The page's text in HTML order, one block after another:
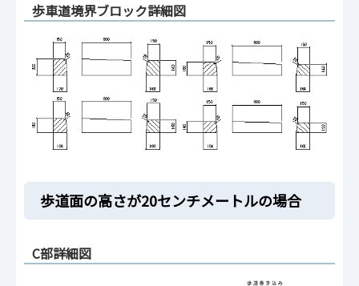
歩車道境界ブロック詳細図
歩道面の高さが20センチメートルの場合
C部詳細図